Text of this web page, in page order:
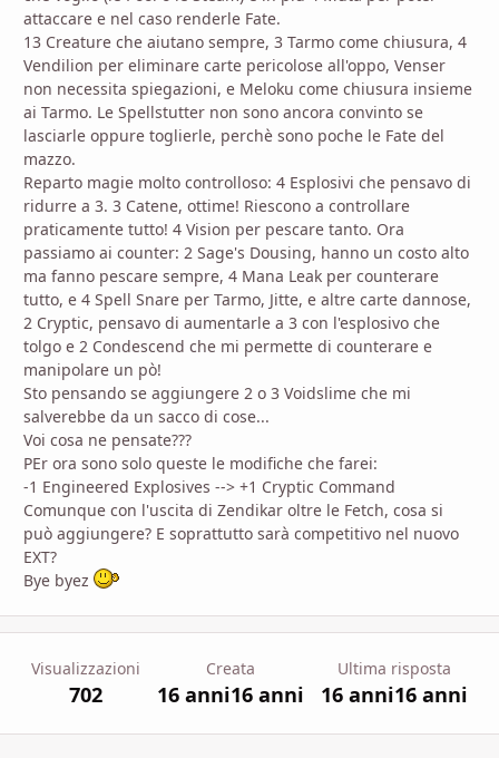
attaccare e nel caso renderle Fate.
13 Creature che aiutano sempre, 3 Tarmo come chiusura, 4
Vendilion per eliminare carte pericolose all'oppo, Venser
non necessita spiegazioni, e Meloku come chiusura insieme
ai Tarmo. Le Spellstutter non sono ancora convinto se
lasciarle oppure toglierle, perchè sono poche le Fate del
mazzo.
Reparto magie molto controlloso: 4 Esplosivi che pensavo di
ridurre a 3. 3 Catene, ottime! Riescono a controllare
praticamente tutto! 4 Vision per pescare tanto. Ora
passiamo ai counter: 2 Sage's Dousing, hanno un costo alto
ma fanno pescare sempre, 4 Mana Leak per counterare
tutto, e 4 Spell Snare per Tarmo, Jitte, e altre carte dannose,
2 Cryptic, pensavo di aumentarle a 3 con l'esplosivo che
tolgo e 2 Condescend che mi permette di counterare e
manipolare un pò!
Sto pensando se aggiungere 2 o 3 Voidslime che mi
salverebbe da un sacco di cose...
Voi cosa ne pensate???
PEr ora sono solo queste le modifiche che farei:
-1 Engineered Explosives --> +1 Cryptic Command
Comunque con l'uscita di Zendikar oltre le Fetch, cosa si
può aggiungere? E soprattutto sarà competitivo nel nuovo
EXT?
Bye byez
Visualizzazioni
702
Creata
16 anni16 anni
Ultima risposta
16 anni16 anni